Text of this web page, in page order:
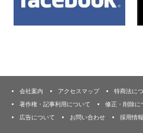
会社案内 アクセスマップ 特商法に
著作権・記事利用について
修正・削除に
広告について
お問い合わせ 採用情報